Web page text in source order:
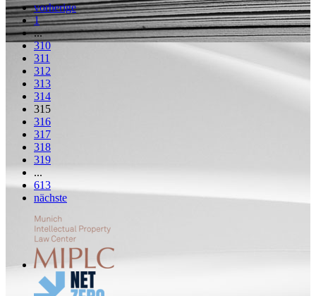
vorherige
1
...
310
311
312
313
314
315
316
317
318
319
...
613
nächste